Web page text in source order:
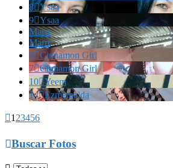
8Ysaa
9Ysaa
Marrr
Marrr
6Cinnamon Girl
7Cinnamon Girl
10Yeem
14Ezmeraalda
1 23456
Buscar Fotos